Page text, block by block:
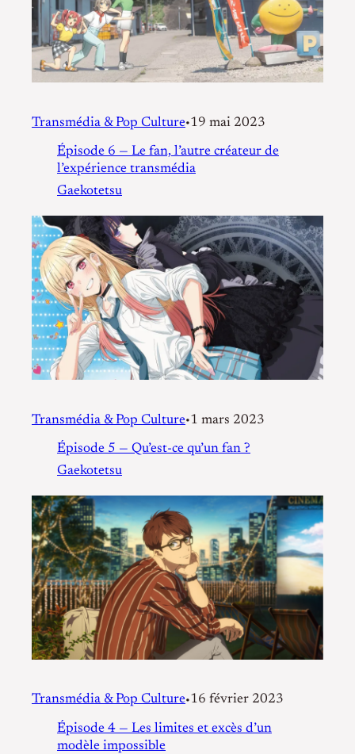
Transmédia & Pop Culture•19 mai 2023
Épisode 6 — Le fan, l’autre créateur de
l’expérience transmédia
Gaekotetsu
Transmédia & Pop Culture•1 mars 2023
Épisode 5 — Qu’est-ce qu’un fan ?
Gaekotetsu
Transmédia & Pop Culture•16 février 2023
Épisode 4 — Les limites et excès d’un
modèle impossible